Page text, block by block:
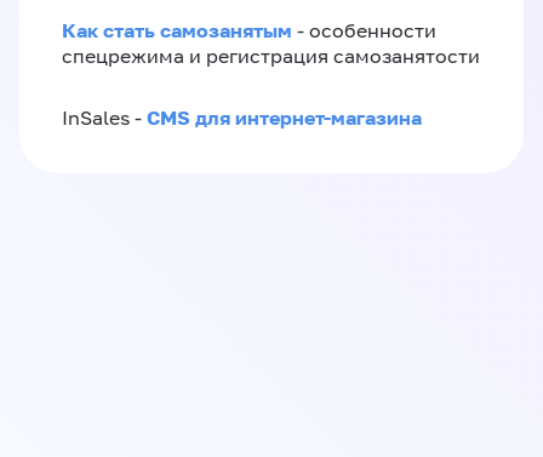
Как стать самозанятым - особенности
спецрежима и регистрация самозанятости
InSales - CMS для интернет-магазина